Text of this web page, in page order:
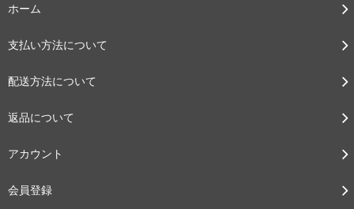
ホーム
支払い方法について
配送方法について
返品について
アカウント
会員登録